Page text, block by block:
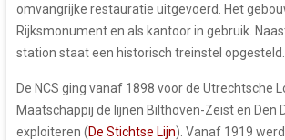
omvangrijke restauratie uitgevoerd. Het
Rijksmonument en als kantoor in gebruik.
station staat een historisch treinstel opgesteld.
De NCS ging vanaf 1898 voor de Utrechtsche
Maatschappij de lijnen Bilthoven-Zeist en Den
exploiteren (De Stichtse Lijn). Vanaf 1919